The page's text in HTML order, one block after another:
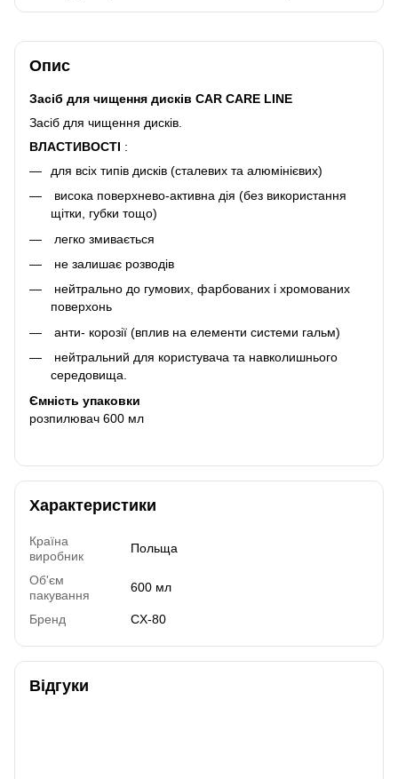
Опис
Засіб для чищення дисків CAR CARE LINE
Засіб для чищення дисків.
ВЛАСТИВОСТІ :
для всіх типів дисків (сталевих та алюмінієвих)
висока поверхнево-активна дія (без використання
щітки, губки тощо)
легко змивається
не залишає розводів
нейтрально до гумових, фарбованих і хромованих
поверхонь
анти- корозії (вплив на елементи системи гальм)
нейтральний для користувача та навколишнього
середовища.
Ємність упаковки
розпилювач 600 мл
Характеристики
Країна
виробник
Польща
Об'єм
пакування
600 мл
Бренд CX-80
Відгуки